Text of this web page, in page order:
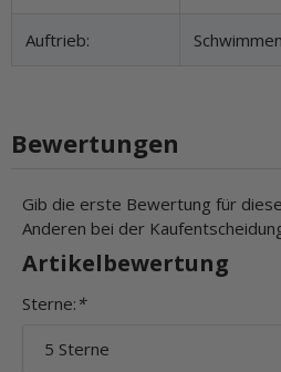
Auftrieb:
Bewertungen
Gib die erste Bewertung für
Anderen bei der
Artikelbewertung
Sterne: *